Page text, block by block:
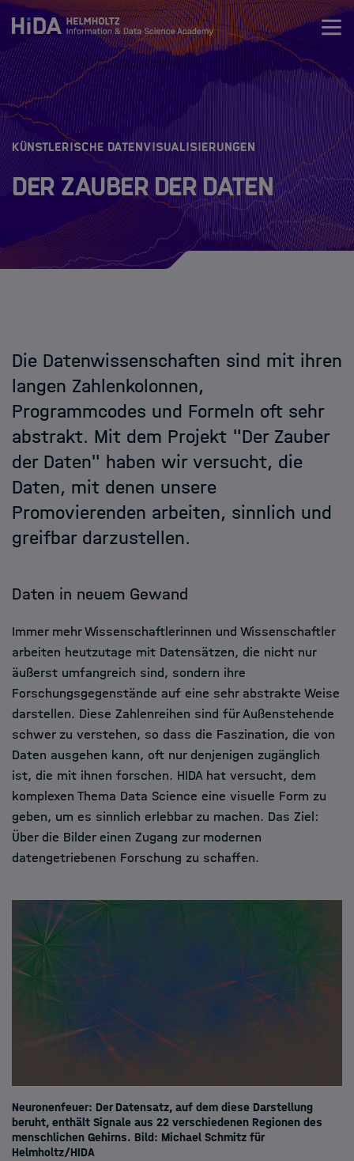
Zum Inhalt springen
Training
Research Schools
Mobilität
HIDA
Newsroom
Friends of HIDA
Der Zauber der Daten
Newsletter abonnieren
Information & Data Science
Framework
HIDA Hub
Jobs
KÜNSTLERISCHE DATENVISUALISIERUNGEN
Der Zauber der Daten
Die Datenwissenschaften sind mit ihren
langen Zahlenkolonnen,
Programmcodes und Formeln oft sehr
abstrakt. Mit dem Projekt "Der Zauber
der Daten" haben wir versucht, die
Daten, mit denen unsere
Promovierenden arbeiten, sinnlich und
greifbar darzustellen.
Daten in neuem Gewand
Immer mehr Wissenschaftlerinnen und Wissenschaftler
arbeiten heutzutage mit Datensätzen, die nicht nur
äußerst umfangreich sind, sondern ihre
Forschungsgegenstände auf eine sehr abstrakte Weise
darstellen. Diese Zahlenreihen sind für Außenstehende
schwer zu verstehen, so dass die Faszination, die von
Daten ausgehen kann, oft nur denjenigen zugänglich
ist, die mit ihnen forschen. HIDA hat versucht, dem
komplexen Thema Data Science eine visuelle Form zu
geben, um es sinnlich erlebbar zu machen. Das Ziel:
Über die Bilder einen Zugang zur modernen
datengetriebenen Forschung zu schaffen.
Neuronenfeuer: Der Datensatz, auf dem diese Darstellung
beruht, enthält Signale aus 22 verschiedenen Regionen des
menschlichen Gehirns. Bild: Michael Schmitz für
Helmholtz/HIDA